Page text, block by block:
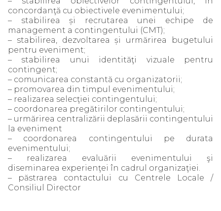
concordanţă cu obiectivele evenimentului;
– stabilirea și recrutarea unei echipe de
management a contingentului (CMT);
– stabilirea, dezvoltarea și urmărirea bugetului
pentru eveniment;
– stabilirea unui identităţi vizuale pentru
contingent;
– comunicarea constantă cu organizatorii;
– promovarea din timpul evenimentului;
– realizarea selecţiei contingentului;
– coordonarea pregătirilor contingentului;
– urmărirea centralizării deplasării contingentului
la eveniment
– coordonarea contingentului pe durata
evenimentului;
– realizarea evaluării evenimentului şi
diseminarea experienţei în cadrul organizaţiei.
– păstrarea contactului cu Centrele Locale /
Consiliul Director